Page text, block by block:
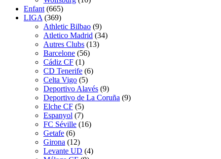
Enfant (665)
LIGA (369)
Athletic Bilbao (9)
Atletico Madrid (34)
Autres Clubs (13)
Barcelone (56)
Cádiz CF (1)
CD Tenerife (6)
Celta Vigo (5)
Deportivo Alavés (9)
Deportivo de La Coruña (9)
Elche CF (5)
Espanyol (7)
FC Séville (16)
Getafe (6)
Girona (12)
Levante UD (4)